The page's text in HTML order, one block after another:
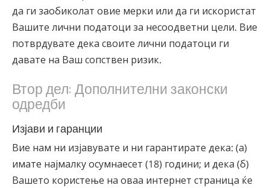
да ги заобиколат овие мерки или да ги искористат
Вашите лични податоци за несоодветни цели. Вие
потврдувате дека своите лични податоци ги
давате на Ваш сопствен ризик.
Втор дел: Дополнителни законски
одредби
Изјави и гаранции
Вие нам ни изјавувате и ни гарантирате дека: (а)
имате најмалку осумнаесет (18) години; и дека (б)
Вашето користење на оваа интернет страница ќе